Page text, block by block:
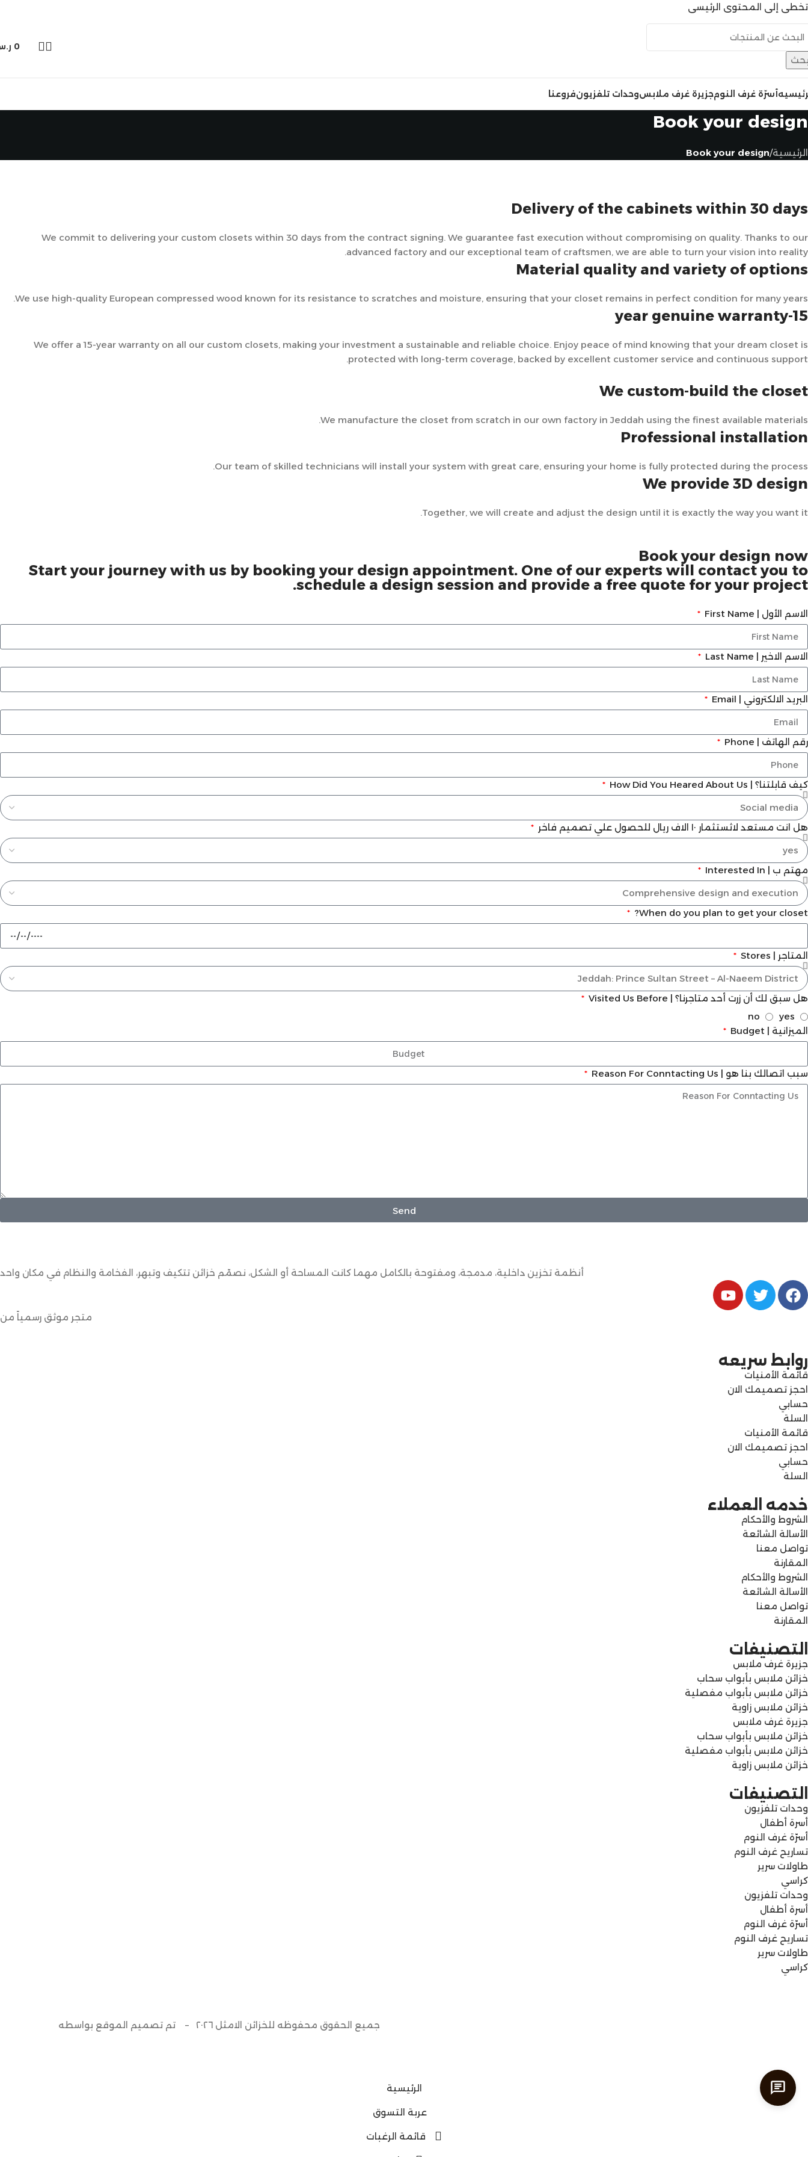
تخطي إلى المحتوى الرئيسي
0
أسرّة غرف النومجزيرة غرف ملابسوحدات تلفزيونفروعنا
Book your design
الرئيسية/
Book your design
Delivery of the cabinets within 30 days
We commit to delivering your custom closets within 30 days from the contract signing. We guarantee fast execution without compromising on quality. Thanks to our
advanced factory and our exceptional team of craftsmen, we are able to turn your vision into reality.
Material quality and variety of options
We use high-quality European compressed wood known for its resistance to scratches and moisture, ensuring that your closet remains in perfect condition for many years.
15-year genuine warranty
We offer a 15-year warranty on all our custom closets, making your investment a sustainable and reliable choice. Enjoy peace of mind knowing that your dream closet is
protected with long-term coverage, backed by excellent customer service and continuous support.
We custom-build the closet
We manufacture the closet from scratch in our own factory in Jeddah using the finest available materials.
Professional installation
Our team of skilled technicians will install your system with great care, ensuring your home is fully protected during the process.
We provide 3D design
Together, we will create and adjust the design until it is exactly the way you want it.
Book your design now
Start your journey with us by booking your design appointment. One of our experts will contact you to
schedule a design session and provide a free quote for your project.
الاسم الأول | First Name
الاسم الاخير | Last Name
البريد الالكتروني | Email
رقم الهاتف | Phone
كيف قابلتنا؟ | How Did You Heared About Us
هل انت مستعد لاثستثمار ١٠ الاف ريال للحصول علي تصميم فاخر
مهتم ب | Interested In
When do you plan to get your closet?
المتاجر | Stores
هل سبق لك أن زرت أحد متاجرنا؟ | Visited Us Before
yes
no
الميزانية | Budget
سبب اتصالك بنا هو | Reason For Conntacting Us
Send
أنظمة تخزين داخلية، مدمجة، ومفتوحة بالكامل مهما كانت المساحة أو الشكل، نصمّم خزائن تتكيف وتبهر، الفخامة والنظام في مكان واحد
متجر موثق رسمياً من
روابط سريعه
قائمة الأمنيات
احجز تصميمك الان
حسابي
السلة
قائمة الأمنيات
احجز تصميمك الان
حسابي
السلة
خدمه العملاء
الشروط والأحكام
الأسالة الشائعة
تواصل معنا
المقارنة
الشروط والأحكام
الأسالة الشائعة
تواصل معنا
المقارنة
التصنيفات
جزيرة غرف ملابس
خزائن ملابس بأبواب سحاب
خزائن ملابس بأبواب مفصلية
خزائن ملابس زاوية
جزيرة غرف ملابس
خزائن ملابس بأبواب سحاب
خزائن ملابس بأبواب مفصلية
خزائن ملابس زاوية
التصنيفات
وحدات تلفزيون
أسرة أطفال
أسرّة غرف النوم
تساريح غرف النوم
طاولات سرير
كراسي
وحدات تلفزيون
أسرة أطفال
أسرّة غرف النوم
تساريح غرف النوم
طاولات سرير
كراسي
جميع الحقوق محفوظه للخزائن الامثل ٢٠٢٦ – تم تصميم الموقع بواسطه
الرئيسية
عربة التسوق
قائمة الرغبات